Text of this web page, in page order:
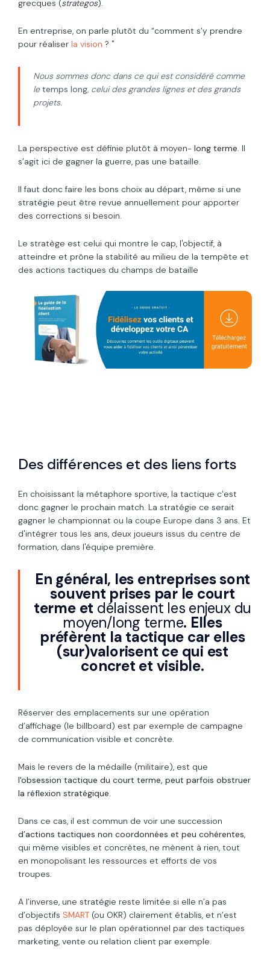
grecques (strategos).
En entreprise, on parle plutôt du “comment s’y prendre
pour réaliser la vision ? "
Nous sommes donc dans ce qui est considéré comme
letemps long, celui des grandes lignes et des grands
projets.
La perspective est définie plutôt à moyen- long terme. Il
s’agit ici de gagner la guerre, pas une bataille.
Il faut donc faire les bons choix au départ, même si une
stratégie peut être revue annuellement pour apporter
des corrections si besoin.
Le stratège est celui qui montre le cap, l'objectif, à
atteindre et prône la stabilité au milieu de la tempête et
des actions tactiques du champs de bataille
Des différences et des liens forts
En choisissant la métaphore sportive, la tactique c’est
donc gagner le prochain match. La stratégie ce serait
gagner le championnat ou la coupe Europe dans 3 ans. Et
d'intégrer tous les ans, deux joueurs issus du centre de
formation, dans l'équipe première.
En général, les entreprises sont
souvent prises par le court
terme et délaissent les enjeux du
moyen/long terme. Elles
préfèrent la tactique car elles
(sur)valorisent ce qui est
concret et visible.
Réserver des emplacements sur une opération
d’affichage (le billboard) est par exemple de campagne
de communication visible et concrète.
Mais le revers de la médaille (militaire), est que
l'obsession tactique du court terme, peut parfois obstruer
la réflexion stratégique.
Dans ce cas, il est commun de voir une succession
d’actions tactiques non coordonnées et peu cohérentes,
qui même visibles et concrètes, ne mènent à rien, tout
en monopolisant les ressources et efforts de vos
troupes.
A l’inverse, une stratégie reste limitée si elle n’a pas
d’objectifs SMART (ou OKR) clairement établis, et n’est
pas déployée sur le plan opérationnel par des tactiques
marketing, vente ou relation client par exemple.